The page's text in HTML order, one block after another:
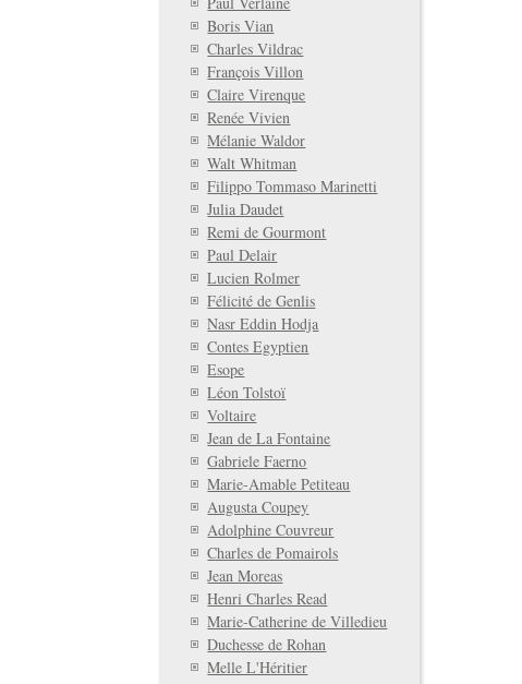
Boris Vian
Charles Vildrac
François Villon
Claire Virenque
Renée Vivien
Mélanie Waldor
Walt Whitman
Filippo Tommaso Marinetti
Julia Daudet
Remi de Gourmont
Paul Delair
Lucien Rolmer
Félicité de Genlis
Nasr Eddin Hodja
Contes Egyptien
Esope
Léon Tolstoï
Voltaire
Jean de La Fontaine
Gabriele Faerno
Marie-Amable Petiteau
Augusta Coupey
Adolphine Couvreur
Charles de Pomairols
Jean Moreas
Henri Charles Read
Marie-Catherine de Villedieu
Duchesse de Rohan
Melle L'Héritier